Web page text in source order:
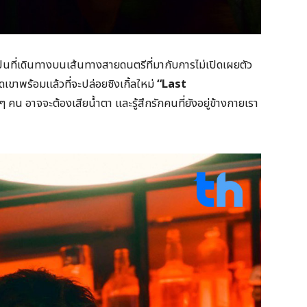
ที่เดินทางบนเส้นทางสายดนตรีที่มากับการไม่เปิดเผยตัว
ขาพร้อมแล้วที่จะปล่อยซิงเกิ้ลใหม่“Last
คน อาจจะต้องเสียน้ำตา และรู้สึกรักคนที่ยังอยู่ข้างกายเรา